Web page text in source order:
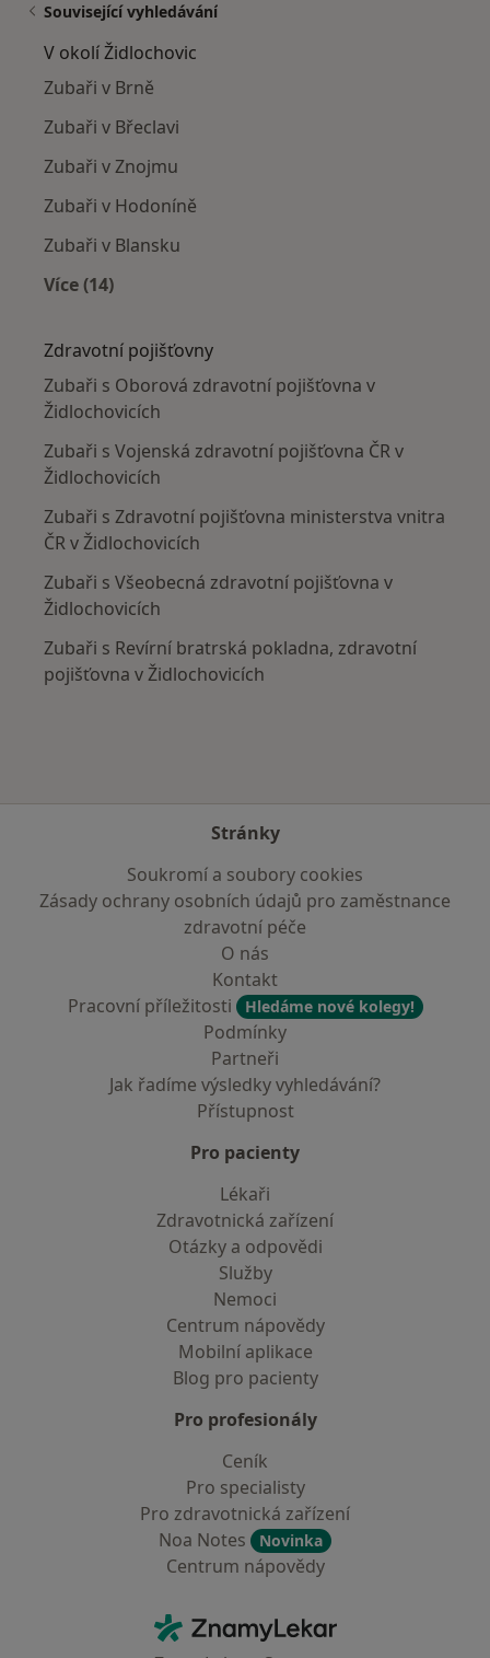
Související vyhledávání
V okolí Židlochovic
Zubaři v Brně
Zubaři v Břeclavi
Zubaři v Znojmu
Zubaři v Hodoníně
Zubaři v Blansku
Více (14)
Zdravotní pojišťovny
Zubaři s Oborová zdravotní pojišťovna v
Židlochovicích
Zubaři s Vojenská zdravotní pojišťovna ČR v
Židlochovicích
Zubaři s Zdravotní pojišťovna ministerstva vnitra
ČR v Židlochovicích
Zubaři s Všeobecná zdravotní pojišťovna v
Židlochovicích
Zubaři s Revírní bratrská pokladna, zdravotní
pojišťovna v Židlochovicích
Stránky
Soukromí a soubory cookies
Zásady ochrany osobních údajů pro zaměstnance
zdravotní péče
O nás
Kontakt
Pracovní příležitosti
Hledáme nové kolegy!
Podmínky
Partneři
Jak řadíme výsledky vyhledávání?
Přístupnost
Pro pacienty
Lékaři
Zdravotnická zařízení
Otázky a odpovědi
Služby
Nemoci
Centrum nápovědy
Mobilní aplikace
Blog pro pacienty
Pro profesionály
Ceník
Pro specialisty
Pro zdravotnická zařízení
Noa Notes
Novinka
Centrum nápovědy
ZnamyLekar - Hlavní stránka